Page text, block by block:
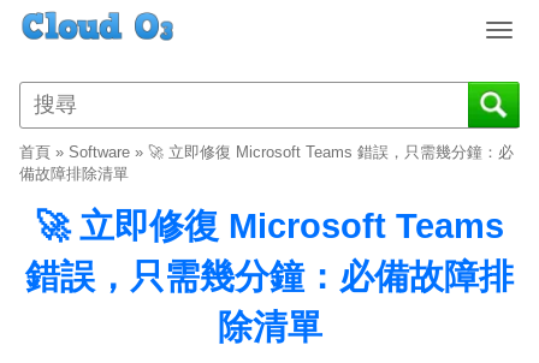
T
g
g
e
a
v
g
首頁 » Software » 🚀 立即修復 Microsoft Teams 錯誤，只需幾分鐘：必
備故障排除清單
🚀 立即修復 Microsoft Teams
錯誤，只需幾分鐘：必備故障排
除清單